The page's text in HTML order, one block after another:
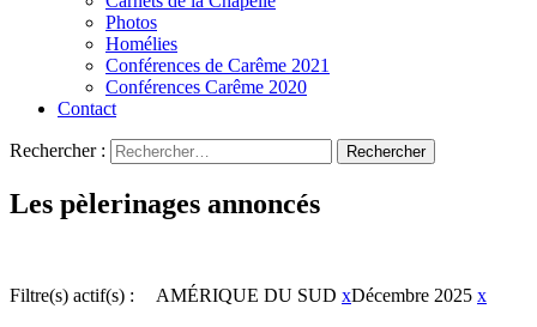
Photos
Homélies
Conférences de Carême 2021
Conférences Carême 2020
Contact
Rechercher :
Les pèlerinages annoncés
Filtre(s) actif(s) : AMÉRIQUE DU SUD xDécembre 2025 x